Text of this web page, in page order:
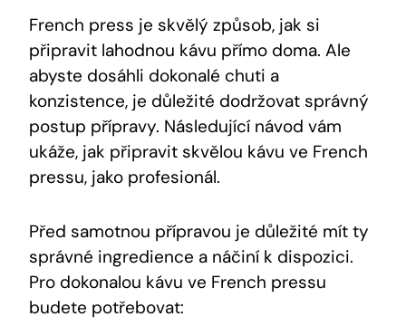
French press je skvělý způsob, jak si
připravit lahodnou kávu přímo doma. Ale
abyste dosáhli dokonalé chuti a
konzistence, je důležité dodržovat správný
postup přípravy. Následující návod vám
ukáže, jak připravit skvělou kávu ve French
pressu, jako profesionál.
Před samotnou přípravou je důležité mít ty
správné ingredience a náčiní k dispozici.
Pro dokonalou kávu ve French pressu
budete potřebovat: